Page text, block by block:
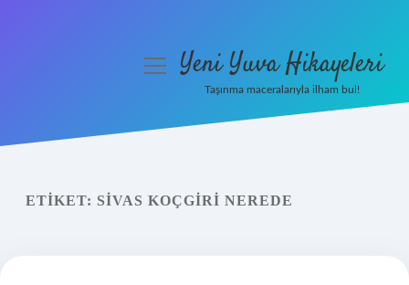
Yasal Uyarı
menüyüYeni Yuva Hikayeleri
Taşınma maceralarıyla ilham bul!
ETIKET: SIVAS KOÇGIRI NEREDE